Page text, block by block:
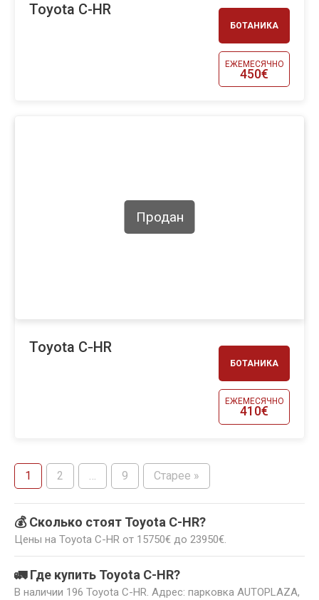
БОТАНИКА
ЕЖЕМЕСЯЧНО
450€
Toyota C-HR
БОТАНИКА
ЕЖЕМЕСЯЧНО
410€
Продан
Toyota C‑HR
1 2 9 Старее »
💰 Сколько стоят Toyota C-HR?
Цены на Toyota C-HR от 15750€ до 23950€.
🚛 Где купить Toyota C-HR?
В наличии 196 Toyota C-HR. Адрес: парковка AUTOPLAZA,